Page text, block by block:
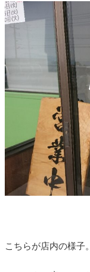
こちらが店内の様子。